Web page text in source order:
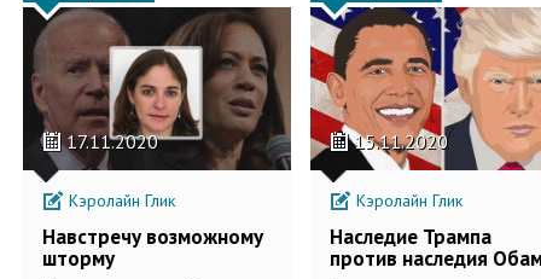
17.11.2020
Кэролайн Глик
Навстречу возможному
шторму
15.11.2020
Кэролайн Глик
Наследие Трампа
против наследия